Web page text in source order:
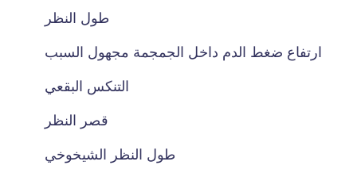
طول النظر
ارتفاع ضغط الدم داخل الجمجمة مجهول السبب
التنكس البقعي
قصر النظر
طول النظر الشيخوخي